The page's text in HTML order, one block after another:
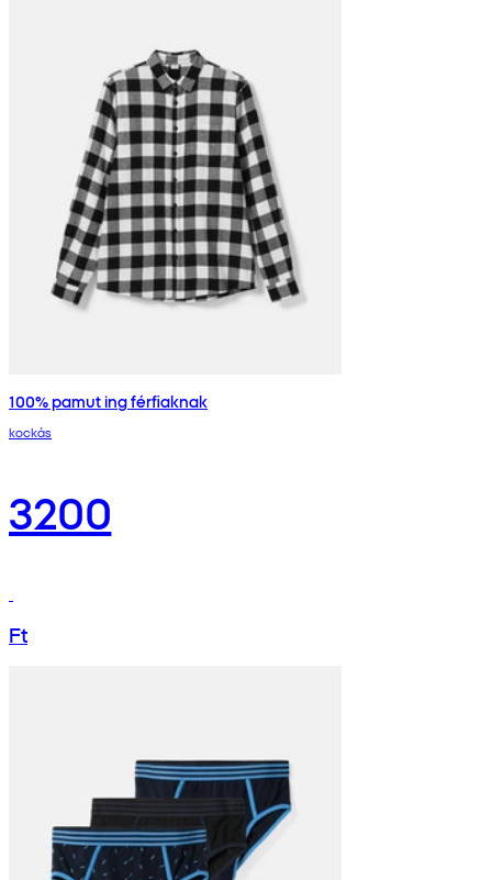
100% pamut ing férfiaknak
kockás
3200
Ft